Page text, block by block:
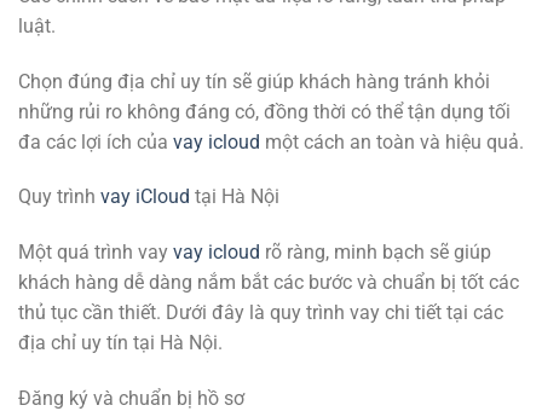
luật.
Chọn đúng địa chỉ uy tín sẽ giúp khách hàng tránh khỏi
những rủi ro không đáng có, đồng thời có thể tận dụng tối
đa các lợi ích của vay icloud một cách an toàn và hiệu quả.
Quy trình vay iCloud tại Hà Nội
Một quá trình vay vay icloud rõ ràng, minh bạch sẽ giúp
khách hàng dễ dàng nắm bắt các bước và chuẩn bị tốt các
thủ tục cần thiết. Dưới đây là quy trình vay chi tiết tại các
địa chỉ uy tín tại Hà Nội.
Đăng ký và chuẩn bị hồ sơ